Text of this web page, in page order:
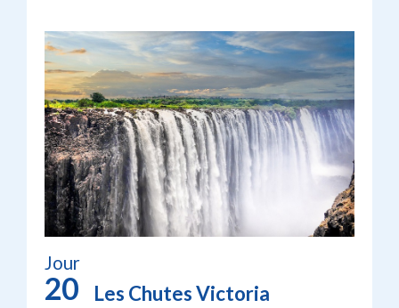
Jour
20 Les Chutes Victoria